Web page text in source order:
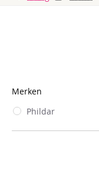
Merken
Phildar